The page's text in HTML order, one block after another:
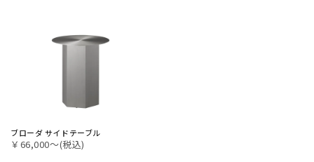
ブローダ サイドテーブル
￥66,000〜(税込)